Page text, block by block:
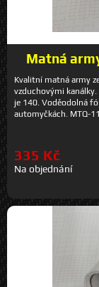
Matná
Kvalitní matná army
vzduchovými
je 140. Voděodolná
automyčkách. MTQ-
335 Kč
Na objednání